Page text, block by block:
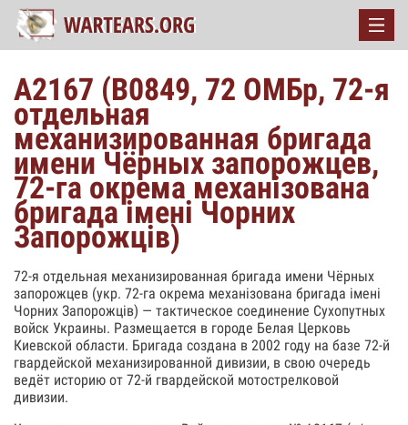
А2167 (В0849, 72 ОМБр, 72-я
отдельная
механизированная бригада
имени Чёрных запорожцев,
72-га окрема механізована
бригада імені Чорних
Запорожців)
72-я отдельная механизированная бригада имени Чёрных
запорожцев (укр. 72-га окрема механізована бригада імені
Чорних Запорожців) — тактическое соединение Сухопутных
войск Украины. Размещается в городе Белая Церковь
Киевской области. Бригада создана в 2002 году на базе 72-й
гвардейской механизированной дивизии, в свою очередь
ведёт историю от 72-й гвардейской мотострелковой
дивизии.